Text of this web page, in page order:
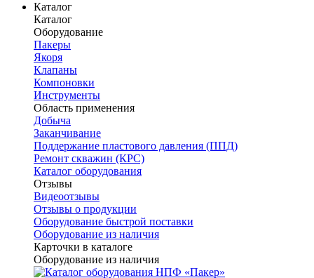
Каталог
Каталог
Оборудование
Пакеры
Якоря
Клапаны
Компоновки
Инструменты
Область применения
Добыча
Заканчивание
Поддержание пластового давления (ППД)
Ремонт скважин (КРС)
Каталог оборудования
Отзывы
Видеоотзывы
Отзывы о продукции
Оборудование быстрой поставки
Оборудование из наличия
Карточки в каталоге
Оборудование из наличия